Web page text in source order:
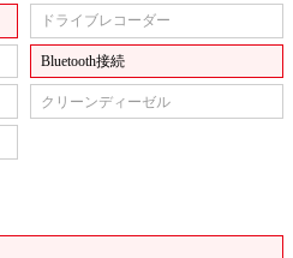
ドライブレコーダー
Bluetooth接続
クリーンディーゼル